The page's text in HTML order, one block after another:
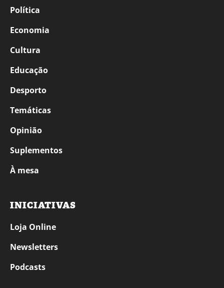
Política
Economia
Cultura
Educação
Desporto
Temáticas
Opinião
Suplementos
À mesa
INICIATIVAS
Loja Online
Newsletters
Podcasts